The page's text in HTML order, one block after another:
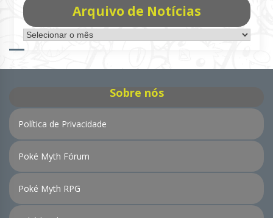
Arquivo de Notícias
Arquivo
de
Sobre nós
Política de Privacidade
Poké Myth Fórum
Poké Myth RPG